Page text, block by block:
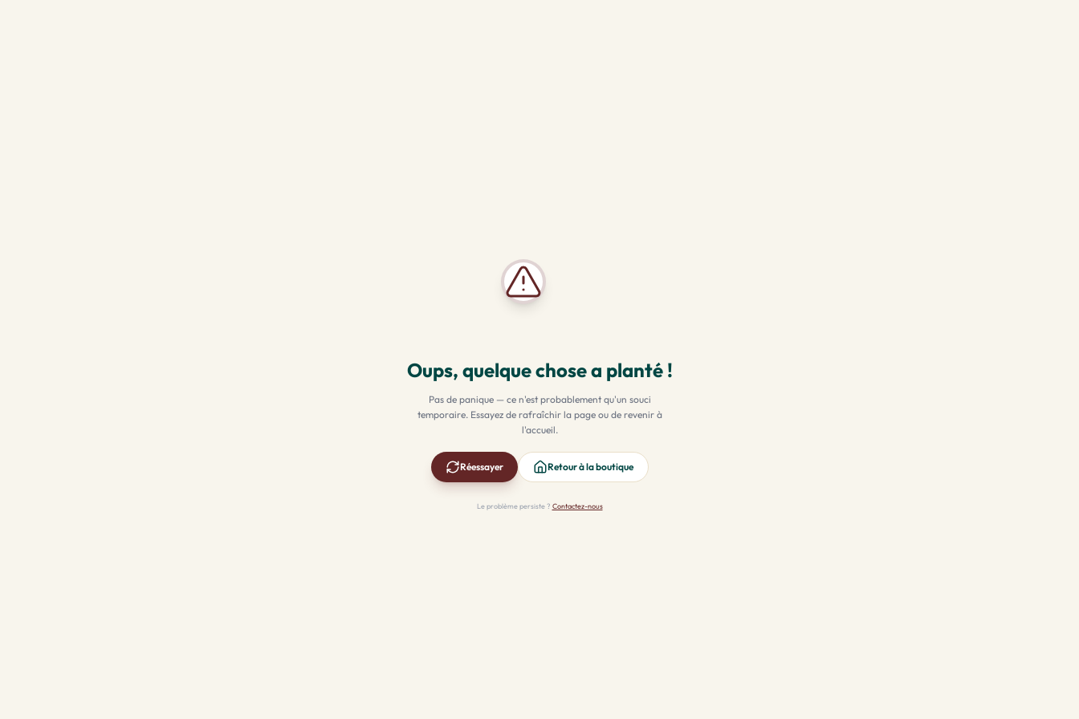
Oups, quelque chose a planté !
Pas de panique — ce n'est probablement qu'un souci
temporaire. Essayez de rafraîchir la page ou de revenir à
l'accueil.
Réessayer Retour à la boutique
Le problème persiste ? Contactez-nous